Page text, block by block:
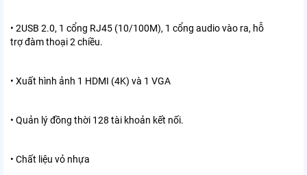
• 2USB 2.0, 1 cổng RJ45 (10/100M), 1 cổng audio vào ra, hỗ
trợ đàm thoại 2 chiều.
• Xuất hình ảnh 1 HDMI (4K) và 1 VGA
• Quản lý đồng thời 128 tài khoản kết nối.
• Chất liệu vỏ nhựa